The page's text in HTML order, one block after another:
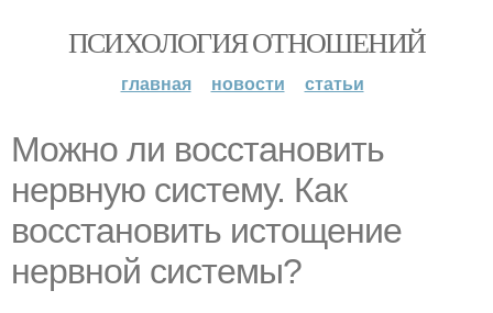
ПСИХОЛОГИЯ ОТНОШЕНИЙ
главная новости статьи
Можно ли восстановить
нервную систему. Как
восстановить истощение
нервной системы?